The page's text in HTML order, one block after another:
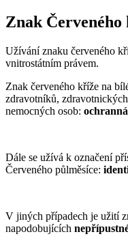
Znak Červeného
Užívání znaku červeného
vnitrostátním právem.
Znak červeného kříže na
zdravotníků,
nemocných osob:
Dále se užívá k označení
Červeného půlměsíce:
V jiných případech je užití
napodobujících